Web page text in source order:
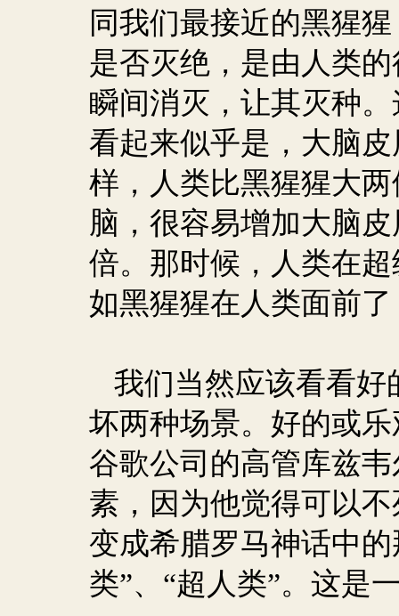
同我们最接近的黑猩
是否灭绝，是由人类
瞬间消灭，让其灭种
看起来似乎是，大脑
样，人类比黑猩猩大
脑，很容易增加大脑
倍。那时候，人类在
如黑猩猩在人类面前了
我们当然应该看看
坏两种场景。好的或
谷歌公司的高管库兹
素，因为他觉得可以
变成希腊罗马神话中
类”、“超人类”。这是